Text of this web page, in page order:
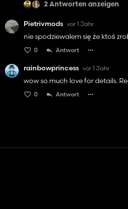
2 Antworten anzeigen
Pietrivmods vor 1 Jahr
nie spodziewalem się że ktoś
0 Antwort
rainbowprincess vor 1 Jahr
wow so much love for details.
0 Antwort